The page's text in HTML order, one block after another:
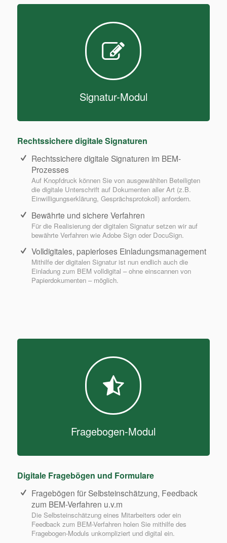
Signatur-Modul
Rechtssichere digitale Signaturen
Rechtssichere digitale Signaturen im BEM-
Prozesses
Auf Knopfdruck können Sie von ausgewählten Beteiligten
die digitale Unterschrift auf Dokumenten aller Art (z.B.
Einwilligungserklärung, Gesprächsprotokoll) anfordern.
Bewährte und sichere Verfahren
Für die Realisierung der digitalen Signatur setzen wir auf
bewährte Verfahren wie Adobe Sign oder DocuSign.
Volldigitales, papierloses Einladungsmanagement
Mithilfe der digitalen Signatur ist nun endlich auch die
Einladung zum BEM volldigital – ohne einscannen von
Papierdokumenten – möglich.
Fragebogen-Modul
Digitale Fragebögen und Formulare
Fragebögen für Selbsteinschätzung, Feedback
zum BEM-Verfahren u.v.m
Die Selbsteinschätzung eines Mitarbeiters oder ein
Feedback zum BEM-Verfahren holen Sie mithilfe des
Fragebogen-Moduls unkompliziert und digital ein.